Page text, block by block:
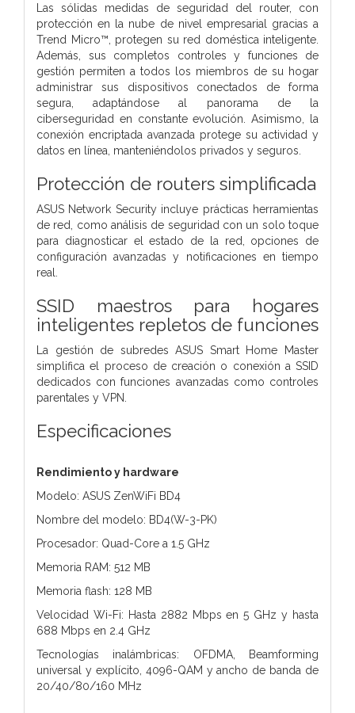
Las sólidas medidas de seguridad del router, con
protección en la nube de nivel empresarial gracias a
Trend Micro™, protegen su red doméstica inteligente.
Además, sus completos controles y funciones de
gestión permiten a todos los miembros de su hogar
administrar sus dispositivos conectados de forma
segura, adaptándose al panorama de la
ciberseguridad en constante evolución. Asimismo, la
conexión encriptada avanzada protege su actividad y
datos en línea, manteniéndolos privados y seguros.
Protección de routers simplificada
ASUS Network Security incluye prácticas herramientas
de red, como análisis de seguridad con un solo toque
para diagnosticar el estado de la red, opciones de
configuración avanzadas y notificaciones en tiempo
real.
SSID maestros para hogares
inteligentes repletos de funciones
La gestión de subredes ASUS Smart Home Master
simplifica el proceso de creación o conexión a SSID
dedicados con funciones avanzadas como controles
parentales y VPN.
Especificaciones
Rendimiento y hardware
Modelo: ASUS ZenWiFi BD4
Nombre del modelo: BD4(W-3-PK)
Procesador: Quad-Core a 1.5 GHz
Memoria RAM: 512 MB
Memoria flash: 128 MB
Velocidad Wi-Fi: Hasta 2882 Mbps en 5 GHz y hasta
688 Mbps en 2.4 GHz
Tecnologías inalámbricas: OFDMA, Beamforming
universal y explícito, 4096-QAM y ancho de banda de
20/40/80/160 MHz